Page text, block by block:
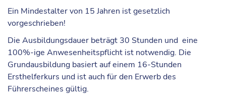
Ein Mindestalter von 15 Jahren ist gesetzlich
vorgeschrieben!
Die Ausbildungsdauer beträgt 30 Stunden und eine
100%-ige Anwesenheitspflicht ist notwendig. Die
Grundausbildung basiert auf einem 16-Stunden
Ersthelferkurs und ist auch für den Erwerb des
Führerscheines gültig.